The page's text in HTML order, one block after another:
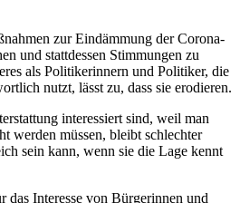
zur Eindämmung der Corona-
und stattdessen Stimmungen zu
als Politikerinnern und Politiker, die
nutzt, lässt zu, dass sie erodieren.
interessiert sind, weil man
werden müssen, bleibt schlechter
sein kann, wenn sie die Lage kennt
das Interesse von Bürgerinnen und